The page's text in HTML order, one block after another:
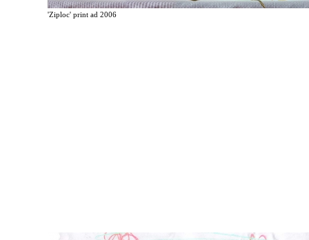
'Ziploc' print ad 2006